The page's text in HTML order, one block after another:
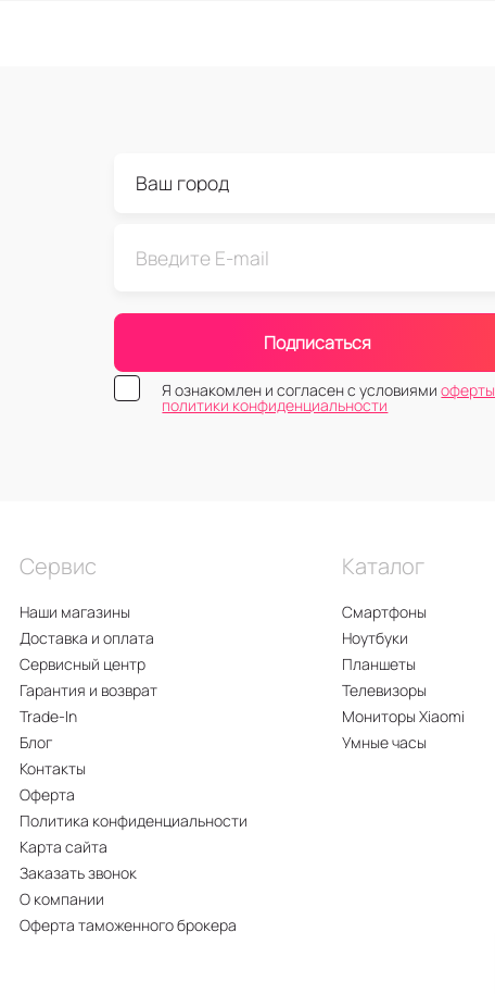
Подписаться
Я ознакомлен и согласен с условиямиоферты
политики конфиденциальности
Сервис
Наши магазины
Доставка и оплата
Сервисный центр
Гарантия и возврат
Trade-In
Блог
Контакты
Оферта
Политика конфиденциальности
Карта сайта
Заказать звонок
О компании
Оферта таможенного брокера
Каталог
Смартфоны
Ноутбуки
Планшеты
Телевизоры
Мониторы Xiaomi
Умные часы